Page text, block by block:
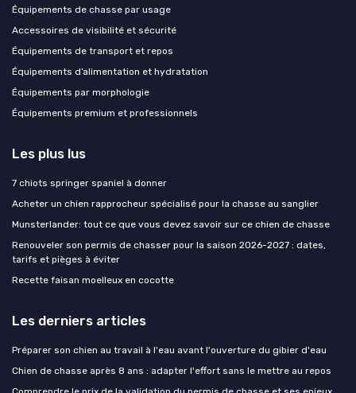
Équipements de chasse par usage
Accessoires de visibilité et sécurité
Équipements de transport et repos
Équipements d’alimentation et hydratation
Équipements par morphologie
Équipements premium et professionnels
Les plus lus
7 chiots springer spaniel à donner
Acheter un chien rapprocheur spécialisé pour la chasse au sanglier
Munsterlander: tout ce que vous devez savoir sur ce chien de chasse
Renouveler son permis de chasser pour la saison 2026-2027 : dates,
tarifs et pièges à éviter
Recette faisan moelleux en cocotte
Les derniers articles
Préparer son chien au travail à l'eau avant l'ouverture du gibier d'eau
Chien de chasse après 8 ans : adapter l'effort sans le mettre au repos